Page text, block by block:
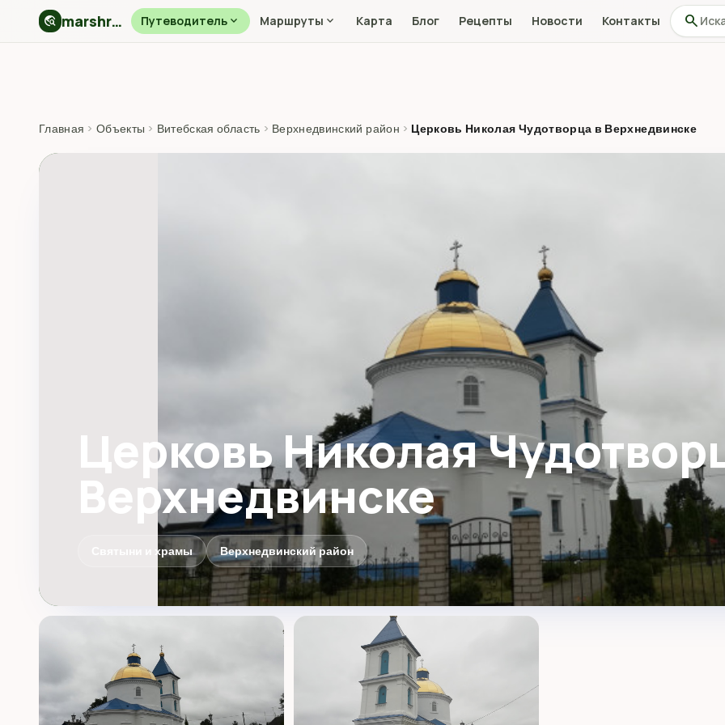
travel_explore marshryt.by Путеводительexpand_more Маршруты expand_more Карта Блог Рецепты Новости Контакты Поиск
search
Главная › Объекты › Витебская область › Верхнедвинский район › Церковь Николая Чудотворца в Верхнедвинске
Церковь Николая
Верхнедвинске
Святыни и храмы Верхнедвинский район